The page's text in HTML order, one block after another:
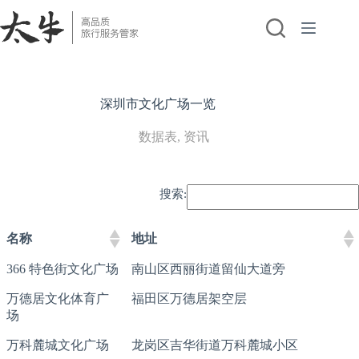
至
内
深圳市文化广场一览
数据表, 资讯
搜索:
名称 地址
366 特色街文化广场 南山区西丽街道留仙大道旁
万德居文化体育广
场
福田区万德居架空层
万科麓城文化广场 龙岗区吉华街道万科麓城小区